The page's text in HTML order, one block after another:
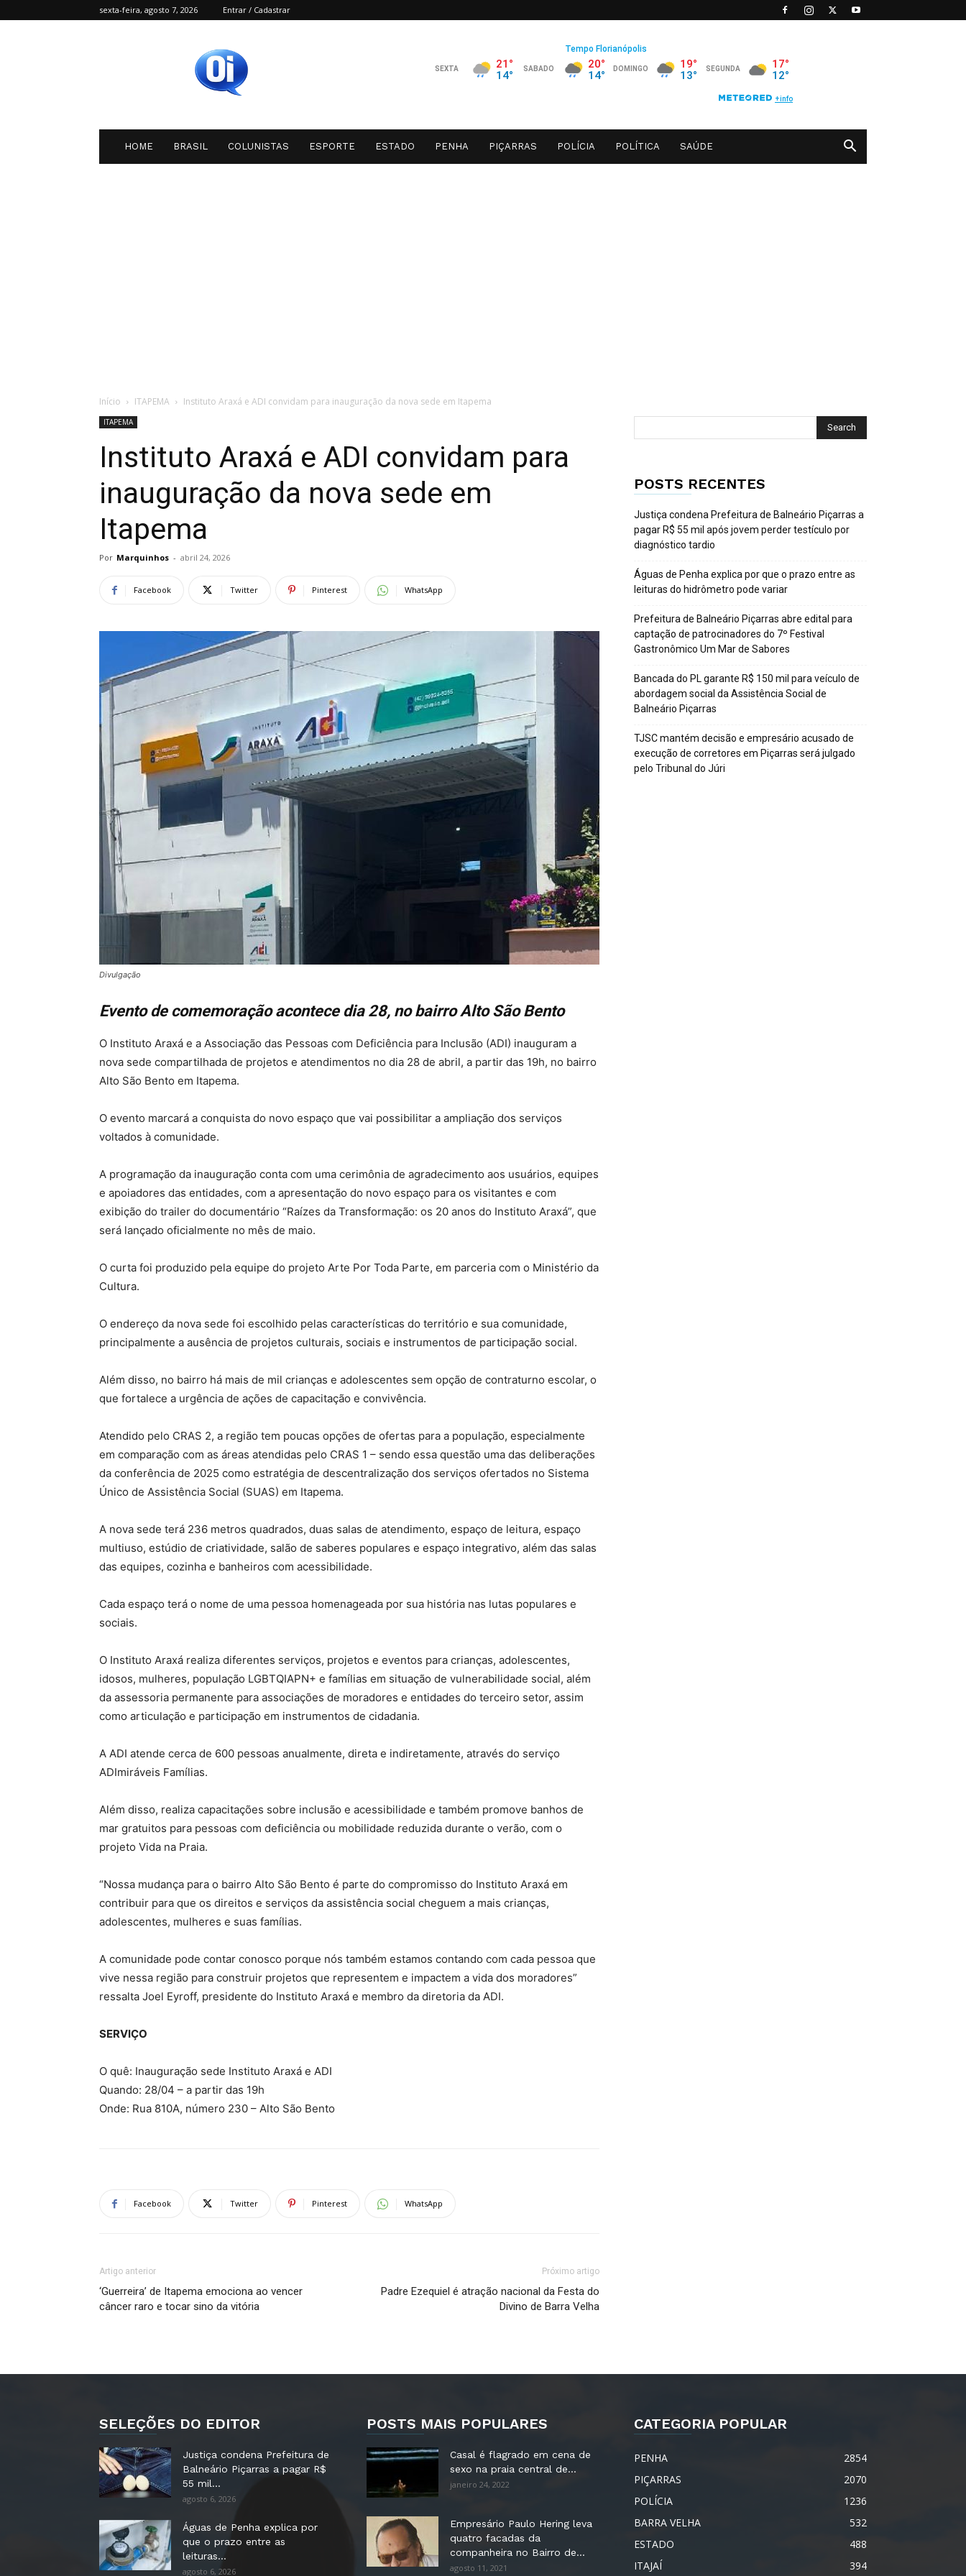
sexta-feira, agosto 7, 2026 Entrar / Cadastrar
HOME BRASIL COLUNISTAS ESPORTE ESTADO PENHA PIÇARRAS POLÍCIA POLÍTICA SAÚDE
Início ITAPEMA Instituto Araxá e ADI convidam para inauguração da nova sede em Itapema
ITAPEMA
Instituto Araxá e ADI convidam para
inauguração da nova sede em
Itapema
Por Marquinhos - abril 24, 2026
Facebook Twitter Pinterest WhatsApp
Divulgação
Evento de comemoração acontece dia 28, no bairro Alto São Bento
O Instituto Araxá e a Associação das Pessoas com Deficiência para Inclusão (ADI) inauguram a
nova sede compartilhada de projetos e atendimentos no dia 28 de abril, a partir das 19h, no bairro
Alto São Bento em Itapema.
O evento marcará a conquista do novo espaço que vai possibilitar a ampliação dos serviços
voltados à comunidade.
A programação da inauguração conta com uma cerimônia de agradecimento aos usuários, equipes
e apoiadores das entidades, com a apresentação do novo espaço para os visitantes e com
exibição do trailer do documentário “Raízes da Transformação: os 20 anos do Instituto Araxá”, que
será lançado oficialmente no mês de maio.
O curta foi produzido pela equipe do projeto Arte Por Toda Parte, em parceria com o Ministério da
Cultura.
O endereço da nova sede foi escolhido pelas características do território e sua comunidade,
principalmente a ausência de projetos culturais, sociais e instrumentos de participação social.
Além disso, no bairro há mais de mil crianças e adolescentes sem opção de contraturno escolar, o
que fortalece a urgência de ações de capacitação e convivência.
Atendido pelo CRAS 2, a região tem poucas opções de ofertas para a população, especialmente
em comparação com as áreas atendidas pelo CRAS 1 – sendo essa questão uma das deliberações
da conferência de 2025 como estratégia de descentralização dos serviços ofertados no Sistema
Único de Assistência Social (SUAS) em Itapema.
A nova sede terá 236 metros quadrados, duas salas de atendimento, espaço de leitura, espaço
multiuso, estúdio de criatividade, salão de saberes populares e espaço integrativo, além das salas
das equipes, cozinha e banheiros com acessibilidade.
Cada espaço terá o nome de uma pessoa homenageada por sua história nas lutas populares e
sociais.
O Instituto Araxá realiza diferentes serviços, projetos e eventos para crianças, adolescentes,
idosos, mulheres, população LGBTQIAPN+ e famílias em situação de vulnerabilidade social, além
da assessoria permanente para associações de moradores e entidades do terceiro setor, assim
como articulação e participação em instrumentos de cidadania.
A ADI atende cerca de 600 pessoas anualmente, direta e indiretamente, através do serviço
ADImiráveis Famílias.
Além disso, realiza capacitações sobre inclusão e acessibilidade e também promove banhos de
mar gratuitos para pessoas com deficiência ou mobilidade reduzida durante o verão, com o
projeto Vida na Praia.
“Nossa mudança para o bairro Alto São Bento é parte do compromisso do Instituto Araxá em
contribuir para que os direitos e serviços da assistência social cheguem a mais crianças,
adolescentes, mulheres e suas famílias.
A comunidade pode contar conosco porque nós também estamos contando com cada pessoa que
vive nessa região para construir projetos que representem e impactem a vida dos moradores”
ressalta Joel Eyroff, presidente do Instituto Araxá e membro da diretoria da ADI.
SERVIÇO
O quê: Inauguração sede Instituto Araxá e ADI
Quando: 28/04 – a partir das 19h
Onde: Rua 810A, número 230 – Alto São Bento
Facebook Twitter Pinterest WhatsApp
Artigo anterior
‘Guerreira’ de Itapema emociona ao vencer
câncer raro e tocar sino da vitória
Próximo artigo
Padre Ezequiel é atração nacional da Festa do
Divino de Barra Velha
POSTS RECENTES
Justiça condena Prefeitura de Balneário Piçarras a
pagar R$ 55 mil após jovem perder testículo por
diagnóstico tardio
Águas de Penha explica por que o prazo entre as
leituras do hidrômetro pode variar
Prefeitura de Balneário Piçarras abre edital para
captação de patrocinadores do 7º Festival
Gastronômico Um Mar de Sabores
Bancada do PL garante R$ 150 mil para veículo de
abordagem social da Assistência Social de
Balneário Piçarras
TJSC mantém decisão e empresário acusado de
execução de corretores em Piçarras será julgado
pelo Tribunal do Júri
SELEÇÕES DO EDITOR
Justiça condena Prefeitura de
Balneário Piçarras a pagar R$
55 mil...
agosto 6, 2026
Águas de Penha explica por
que o prazo entre as
leituras...
agosto 6, 2026
POSTS MAIS POPULARES
Casal é flagrado em cena de
sexo na praia central de...
janeiro 24, 2022
Empresário Paulo Hering leva
quatro facadas da
companheira no Bairro de...
agosto 11, 2021
CATEGORIA POPULAR
PENHA
2854
PIÇARRAS
2070
POLÍCIA
1236
BARRA VELHA
532
ESTADO
488
ITAJAÍ
394